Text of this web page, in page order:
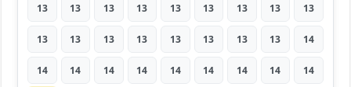
13 13 13 13 13 13 13 13 13
13 13 13 13 13 13 13 13 14
14 14 14 14 14 14 14 14 14